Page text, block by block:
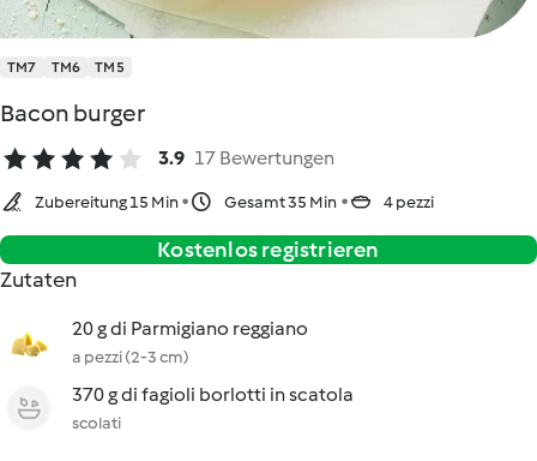
TM7 TM6 TM5
Bacon burger
3.9 17 Bewertungen
Zubereitung 15 Min Gesamt 35 Min 4 pezzi
Kostenlos registrieren
Zutaten
20 g di Parmigiano reggiano
a pezzi (2-3 cm)
370 g di fagioli borlotti in scatola
scolati